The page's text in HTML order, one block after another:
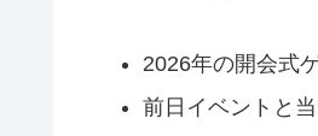
2026年の開会式
前日イベントと